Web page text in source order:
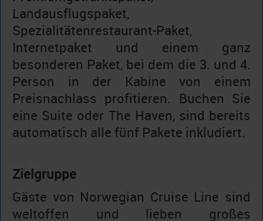
Landausflugspaket,
Spezialitätenrestaurant-Paket,
Internetpaket und einem ganz
besonderen Paket, bei dem die 3. und 4.
Person in der Kabine von einem
Preisnachlass profitieren. Buchen Sie
eine Suite oder The Haven, sind bereits
automatisch alle fünf Pakete inkludiert.
Zielgruppe
Gäste von Norwegian Cruise Line sind
weltoffen und lieben großes